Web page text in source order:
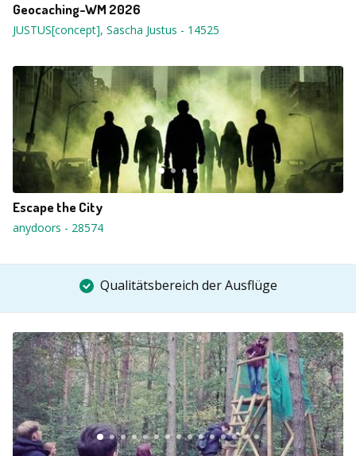
Geocaching-WM 2026
JUSTUS[concept], Sascha Justus - 14525
Escape the City
anydoors - 28574
Qualitätsbereich der Ausflüge